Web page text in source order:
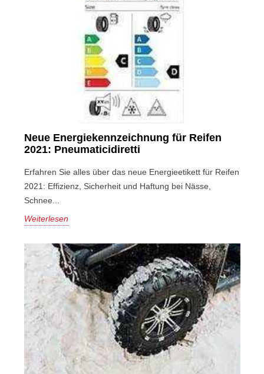
Neue Energiekennzeichnung für Reifen
2021: Pneumaticidiretti
Erfahren Sie alles über das neue Energieetikett für Reifen
2021: Effizienz, Sicherheit und Haftung bei Nässe,
Schnee...
Weiterlesen